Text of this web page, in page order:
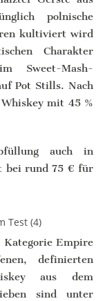
polnische
kultiviert wird
Charakter
Sweet-Mash-
Pot Stills. Nach
mit 45 %
auch in
bei rund 75 € für
Empire
definierten
aus dem
sind unter